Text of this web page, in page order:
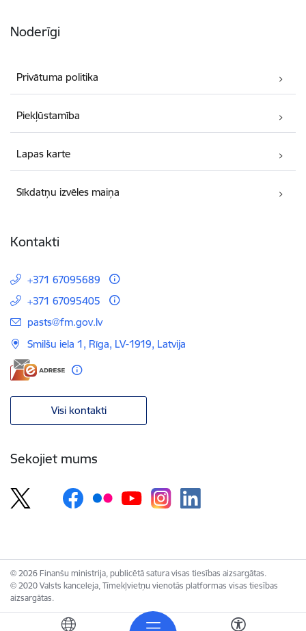
Noderīgi
Privātuma politika
Piekļūstamība
Lapas karte
Sīkdatņu izvēles maiņa
Kontakti
+371 67095689
+371 67095405
E-pasts:
pasts@fm.gov.lv
Smilšu iela 1, Rīga, LV-1919, Latvija
Visi kontakti
Sekojiet mums
© 2026 Finanšu ministrija, publicētā satura visas tiesības aizsargātas.
© 2020 Valsts kanceleja, Tīmekļvietņu vienotās platformas visas tiesības
aizsargātas.